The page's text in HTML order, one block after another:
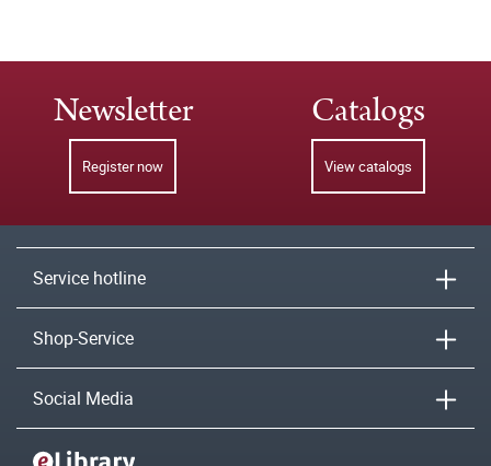
Newsletter
Register now
Catalogs
View catalogs
Service hotline
Shop-Service
Social Media